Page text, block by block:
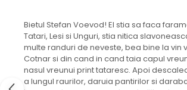
Bietul Stefan Voevod! El stia sa faca
Tatari, Lesi si Unguri, stia nitica
multe randuri de neveste, bea bine la vin
Cotnar si din cand in cand taia capul
nasul vreunui print tataresc. Apoi
a lungul raurilor, daruia pantirilor si